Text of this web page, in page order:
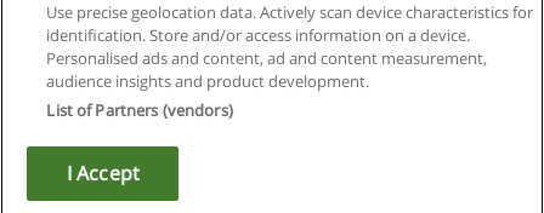
Конфиденциальность информации
Напишите Educaedu
Copyright © Educaedu Business S.L. - CIF : B-95610580: -
Use precise geolocation data. Actively scan device characteristics for
identification. Store and/or access information on a device.
Personalised ads and content, ad and content measurement,
audience insights and product development.
List of Partners (vendors)
I Accept